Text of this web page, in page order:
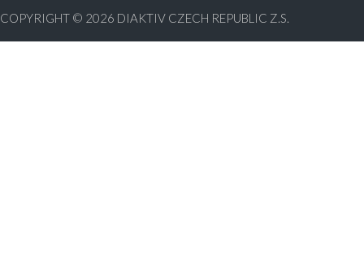
COPYRIGHT © 2026 DIAKTIV CZECH REPUBLIC Z.S.